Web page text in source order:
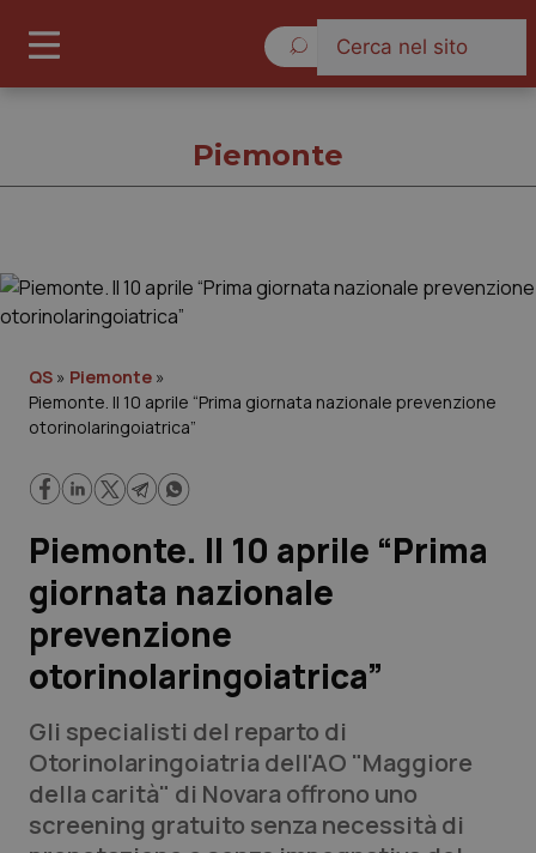
Governo e Parlamento
Regioni e Asl
Lavoro e Professioni
Scienza e Farmaci
Studi e Analisi
Lettere al direttore
Edizioni Regionali
QS Pro
Piemonte
QS » Piemonte »
Piemonte. Il 10 aprile “Prima giornata nazionale prevenzione
otorinolaringoiatrica”
Piemonte. Il 10 aprile “Prima
giornata nazionale
prevenzione
otorinolaringoiatrica”
Gli specialisti del reparto di
Otorinolaringoiatria dell'AO "Maggiore
della carità" di Novara offrono uno
screening gratuito senza necessità di